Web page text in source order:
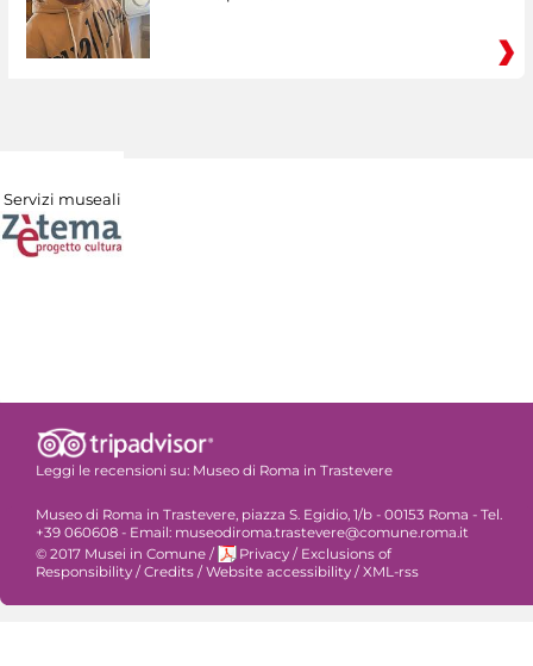
Servizi museali
Leggi le recensioni su: Museo di Roma in Trastevere
Museo di Roma in Trastevere, piazza S. Egidio, 1/b - 00153 Roma - Tel.
+39 060608 - Email: museodiroma.trastevere@comune.roma.it
© 2017 Musei in Comune / Privacy / Exclusions of
Responsibility / Credits / Website accessibility / XML-rss